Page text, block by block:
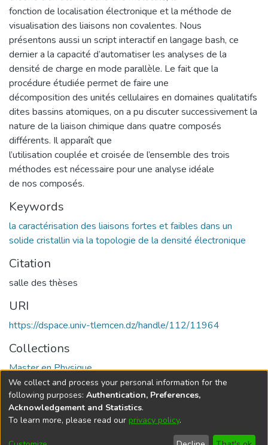
fonction de localisation électronique et la méthode de
visualisation des liaisons non covalentes. Nous
présentons aussi un script interactif en langage bash, ce
dernier a la capacité d’automatiser les analyses de la
densité de charge en mode parallèle. Le fait que la
procédure étudiée permet de faire une
décomposition des unités cellulaires en domaines qualitatifs
dites bassins atomiques, on a pu discuter successivement la
nature de la liaison chimique dans quatre composés
différents. Il apparaît que
l’utilisation couplée et croisée de l’ensemble des trois
méthodes est nécessaire pour une analyse idéale
de nos composés.
Keywords
la caractérisation des liaisons fortes et faibles dans un
solide cristallin via la topologie de la densité électronique
Citation
salle des thèses
URI
https://dspace.univ-tlemcen.dz/handle/112/11964
Collections
Master en Physique
Full item page
DSpace softwarecopyright © 2002-2026
Cookie End User Send
We collect and process your personal information for the
following purposes: Authentication, Preferences,
Acknowledgement and Statistics.
To learn more, please read our privacy policy.